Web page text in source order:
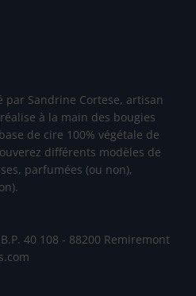
par Sandrine Cortese, artisan
à la main des bougies
de cire 100% végétale de
différents modèles de
parfumées (ou non),
40 108 - 88200 Remiremont